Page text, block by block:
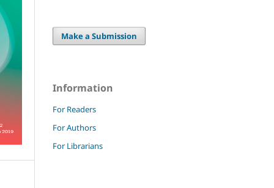
Make a Submission
Information
For Readers
For Authors
For Librarians